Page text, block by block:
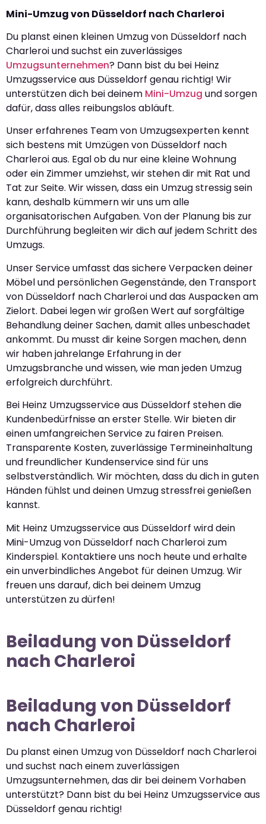
Mini-Umzug von Düsseldorf nach Charleroi
Du planst einen kleinen Umzug von Düsseldorf nach
Charleroi und suchst ein zuverlässiges
Umzugsunternehmen? Dann bist du bei Heinz
Umzugsservice aus Düsseldorf genau richtig! Wir
unterstützen dich bei deinem Mini-Umzug und sorgen
dafür, dass alles reibungslos abläuft.
Unser erfahrenes Team von Umzugsexperten kennt
sich bestens mit Umzügen von Düsseldorf nach
Charleroi aus. Egal ob du nur eine kleine Wohnung
oder ein Zimmer umziehst, wir stehen dir mit Rat und
Tat zur Seite. Wir wissen, dass ein Umzug stressig sein
kann, deshalb kümmern wir uns um alle
organisatorischen Aufgaben. Von der Planung bis zur
Durchführung begleiten wir dich auf jedem Schritt des
Umzugs.
Unser Service umfasst das sichere Verpacken deiner
Möbel und persönlichen Gegenstände, den Transport
von Düsseldorf nach Charleroi und das Auspacken am
Zielort. Dabei legen wir großen Wert auf sorgfältige
Behandlung deiner Sachen, damit alles unbeschadet
ankommt. Du musst dir keine Sorgen machen, denn
wir haben jahrelange Erfahrung in der
Umzugsbranche und wissen, wie man jeden Umzug
erfolgreich durchführt.
Bei Heinz Umzugsservice aus Düsseldorf stehen die
Kundenbedürfnisse an erster Stelle. Wir bieten dir
einen umfangreichen Service zu fairen Preisen.
Transparente Kosten, zuverlässige Termineinhaltung
und freundlicher Kundenservice sind für uns
selbstverständlich. Wir möchten, dass du dich in guten
Händen fühlst und deinen Umzug stressfrei genießen
kannst.
Mit Heinz Umzugsservice aus Düsseldorf wird dein
Mini-Umzug von Düsseldorf nach Charleroi zum
Kinderspiel. Kontaktiere uns noch heute und erhalte
ein unverbindliches Angebot für deinen Umzug. Wir
freuen uns darauf, dich bei deinem Umzug
unterstützen zu dürfen!
Beiladung von Düsseldorf
nach Charleroi
Beiladung von Düsseldorf
nach Charleroi
Du planst einen Umzug von Düsseldorf nach Charleroi
und suchst nach einem zuverlässigen
Umzugsunternehmen, das dir bei deinem Vorhaben
unterstützt? Dann bist du bei Heinz Umzugsservice aus
Düsseldorf genau richtig!